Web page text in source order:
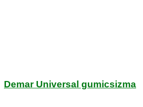
Demar Universal gumicsizma